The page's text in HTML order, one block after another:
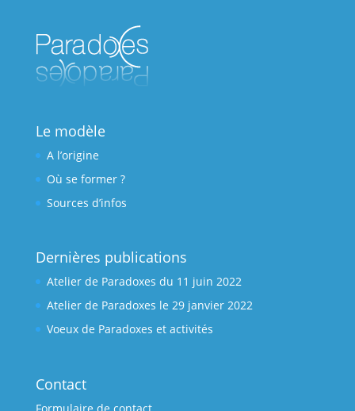
Le modèle
A l’origine
Où se former ?
Sources d’infos
Dernières publications
Atelier de Paradoxes du 11 juin 2022
Atelier de Paradoxes le 29 janvier 2022
Voeux de Paradoxes et activités
Contact
Formulaire de contact